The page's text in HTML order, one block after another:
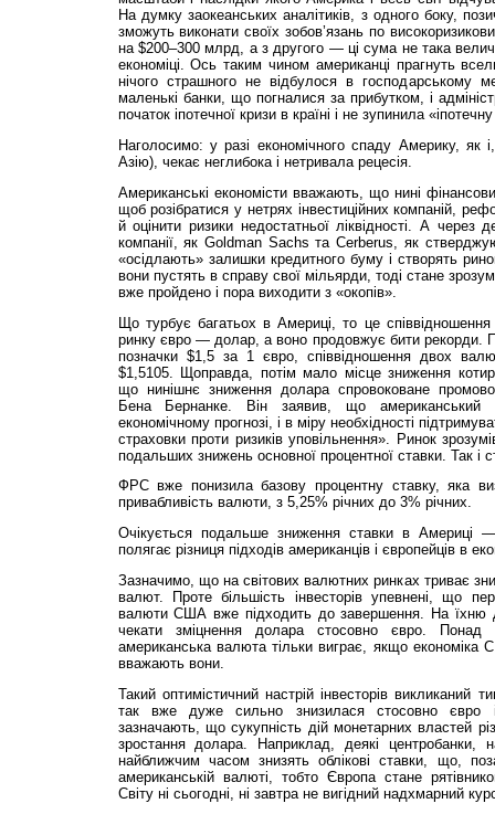
На думку заокеанських аналітиків, з одного боку,
зможуть виконати своїх зобов’язань по
на $200–300 млрд, а з другого — ці сума не така
економіці. Ось таким чином американці прагнуть
нічого страшного не відбулося в господарському
маленькі банки, що погналися за прибутком, і
початок іпотечної кризи в країні і не зупинила
Наголосимо: у разі економічного спаду Америку,
Азію), чекає неглибока і нетривала рецесія.
Американські економісти вважають, що нині
щоб розібратися у нетрях інвестиційних компаній,
й оцінити ризики недостатньої ліквідності. А через
компанії, як Goldman Sachs та Cerberus, як
«осідлають» залишки кредитного буму і створять
вони пустять в справу свої мільярди, тоді стане
вже пройдено і пора виходити з «окопів».
Що турбує багатьох в Америці, то це
ринку євро — долар, а воно продовжує бити рекорди.
позначки $1,5 за 1 євро, співвідношення двох
$1,5105. Щоправда, потім мало місце зниження
що нинішнє зниження долара спровоковане
Бена Бернанке. Він заявив, що американський
економічному прогнозі, і в міру необхідності
страховки проти ризиків уповільнення». Ринок
подальших знижень основної процентної ставки. Так і
ФРС вже понизила базову процентну ставку, яка
привабливість валюти, з 5,25% річних до 3% річних.
Очікується подальше зниження ставки в
полягає різниця підходів американців і європейців в
Зазначимо, що на світових валютних ринках триває
валют. Проте більшість інвесторів упевнені, що
валюти США вже підходить до завершення. На їхню
чекати зміцнення долара стосовно євро.
американська валюта тільки виграє, якщо економіка
вважають вони.
Такий оптимістичний настрій інвесторів
так вже дуже сильно знизилася стосовно євро
зазначають, що сукупність дій монетарних властей
зростання долара. Наприклад, деякі
найближчим часом знизять облікові ставки, що,
американській валюті, тобто Європа стане
Світу ні сьогодні, ні завтра не вигідний надхмарний